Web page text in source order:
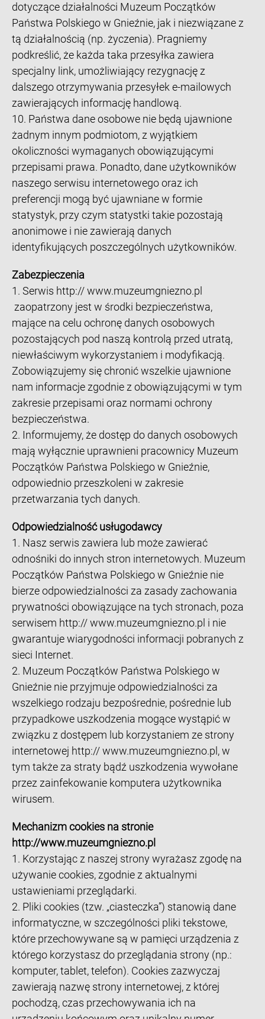
dotyczące działalności Muzeum Początków
Państwa Polskiego w Gnieźnie, jak i niezwiązane z
tą działalnością (np. życzenia). Pragniemy
podkreślić, że każda taka przesyłka zawiera
specjalny link, umożliwiający rezygnację z
dalszego otrzymywania przesyłek e-mailowych
zawierających informację handlową.
10. Państwa dane osobowe nie będą ujawnione
żadnym innym podmiotom, z wyjątkiem
okoliczności wymaganych obowiązującymi
przepisami prawa. Ponadto, dane użytkowników
naszego serwisu internetowego oraz ich
preferencji mogą być ujawniane w formie
statystyk, przy czym statystki takie pozostają
anonimowe i nie zawierają danych
identyfikujących poszczególnych użytkowników.
Zabezpieczenia
1. Serwis http:// www.muzeumgniezno.pl
zaopatrzony jest w środki bezpieczeństwa,
mające na celu ochronę danych osobowych
pozostających pod naszą kontrolą przed utratą,
niewłaściwym wykorzystaniem i modyfikacją.
Zobowiązujemy się chronić wszelkie ujawnione
nam informacje zgodnie z obowiązującymi w tym
zakresie przepisami oraz normami ochrony
bezpieczeństwa.
2. Informujemy, że dostęp do danych osobowych
mają wyłącznie uprawnieni pracownicy Muzeum
Początków Państwa Polskiego w Gnieźnie,
odpowiednio przeszkoleni w zakresie
przetwarzania tych danych.
Odpowiedzialność usługodawcy
1. Nasz serwis zawiera lub może zawierać
odnośniki do innych stron internetowych. Muzeum
Początków Państwa Polskiego w Gnieźnie nie
bierze odpowiedzialności za zasady zachowania
prywatności obowiązujące na tych stronach, poza
serwisem http:// www.muzeumgniezno.pl i nie
gwarantuje wiarygodności informacji pobranych z
sieci Internet.
2. Muzeum Początków Państwa Polskiego w
Gnieźnie nie przyjmuje odpowiedzialności za
wszelkiego rodzaju bezpośrednie, pośrednie lub
przypadkowe uszkodzenia mogące wystąpić w
związku z dostępem lub korzystaniem ze strony
internetowej http:// www.muzeumgniezno.pl, w
tym także za straty bądź uszkodzenia wywołane
przez zainfekowanie komputera użytkownika
wirusem.
Mechanizm cookies na stronie
http://www.muzeumgniezno.pl
1. Korzystając z naszej strony wyrażasz zgodę na
używanie cookies, zgodnie z aktualnymi
ustawieniami przeglądarki.
2. Pliki cookies (tzw. „ciasteczka”) stanowią dane
informatyczne, w szczególności pliki tekstowe,
które przechowywane są w pamięci urządzenia z
którego korzystasz do przeglądania strony (np.:
komputer, tablet, telefon). Cookies zazwyczaj
zawierają nazwę strony internetowej, z której
pochodzą, czas przechowywania ich na